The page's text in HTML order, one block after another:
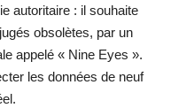
autoritaire : il souhaite
obsolètes, par un
appelé « Nine Eyes ».
les données de neuf